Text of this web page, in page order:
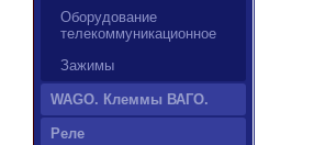
Оборудование
телекоммуникационное
Зажимы
WAGO. Клеммы ВАГО.
Реле